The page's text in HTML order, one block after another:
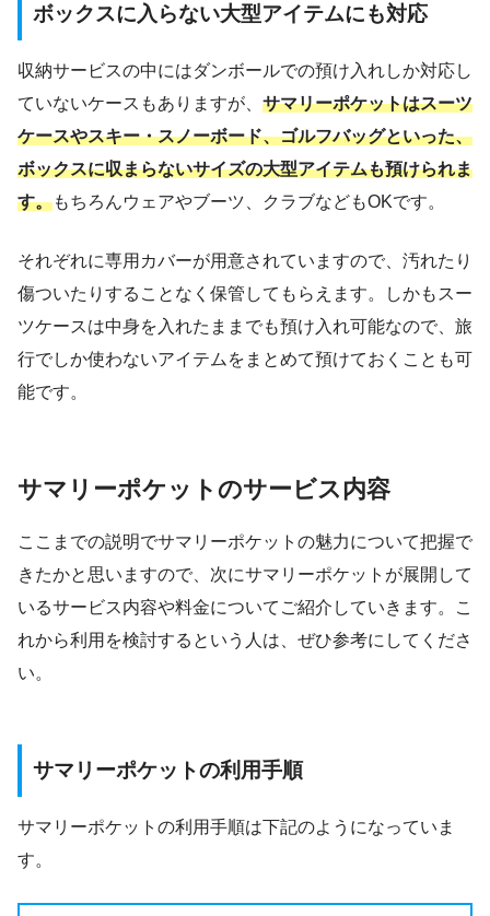
ボックスに入らない大型アイテムにも対応
収納サービスの中にはダンボールでの預け入れしか対応し
ていないケースもありますが、 サマリーポケットはスーツ
ケースやスキー・スノーボード、ゴルフバッグといった、
ボックスに収まらないサイズの大型アイテムも預けられま
す。もちろんウェアやブーツ、クラブなどもOKです。
それぞれに専用カバーが用意されていますので、汚れたり
傷ついたりすることなく保管してもらえます。しかもスー
ツケースは中身を入れたままでも預け入れ可能なので、旅
行でしか使わないアイテムをまとめて預けておくことも可
能です。
サマリーポケットのサービス内容
ここまでの説明でサマリーポケットの魅力について把握で
きたかと思いますので、次にサマリーポケットが展開して
いるサービス内容や料金についてご紹介していきます。こ
れから利用を検討するという人は、ぜひ参考にしてくださ
い。
サマリーポケットの利用手順
サマリーポケットの利用手順は下記のようになっていま
す。